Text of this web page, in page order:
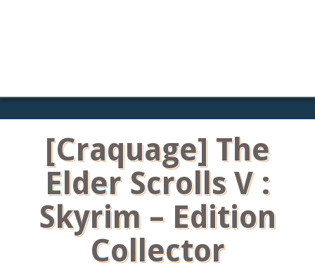
[Craquage] The
Elder Scrolls V :
Skyrim – Edition
Collector